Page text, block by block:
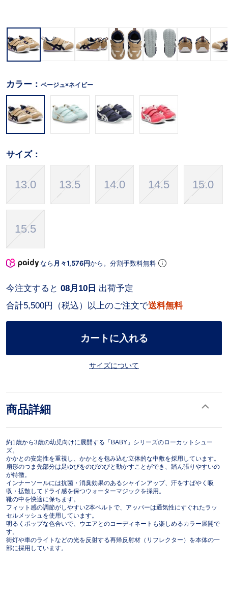
カラー： ベージュ×ネイビー
サイズ：
13.0 13.5 14.0 14.5 15.0
15.5
なら 月々1,576円から。分割手数料無料
合計5,500円（税込）以上のご注文で送料無料
今注文すると 08月10日 出荷予定
カートに入れる
サイズについて
商品詳細
約1歳から3歳の幼児向けに展開する「BABY」シリーズのローカットシュー
ズ。
かかとの安定性を重視し、かかとを包み込む立体的な中敷を採用しています。
扇形のつま先部分は足ゆびをのびのびと動かすことができ、踏ん張りやすいの
が特徴。
インナーソールには抗菌・消臭効果のあるシャインアップ、汗をすばやく吸
収・拡散してドライ感を保つウォーターマジックを採用。
靴の中を快適に保ちます。
フィット感の調節がしやすい2本ベルトで、アッパーは通気性にすぐれたラッ
セルメッシュを使用しています。
明るくポップな色合いで、ウエアとのコーディネートも楽しめるカラー展開で
す。
街灯や車のライトなどの光を反射する再帰反射材（リフレクター）を本体の一
部に採用しています。